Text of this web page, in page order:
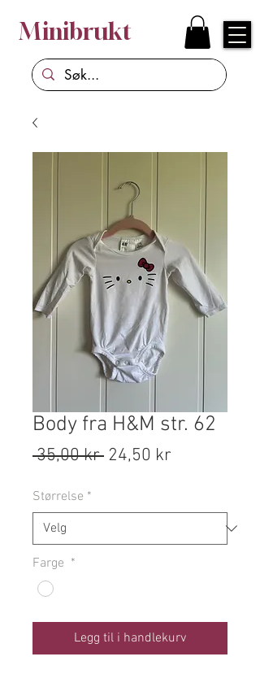
Minibrukt
Body fra H&M str. 62
35,00 kr Vanlig
24,50 kr
Størrelse *
Farge *
Legg til i handlekurv